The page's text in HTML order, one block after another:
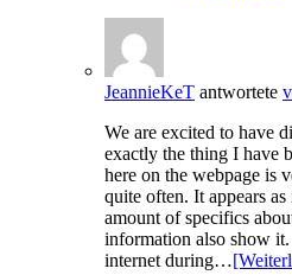
JeannieKeT antwortete
We are excited to have
exactly the thing I have
here on the webpage is
quite often. It appears
amount of specifics
information also show
internet during…